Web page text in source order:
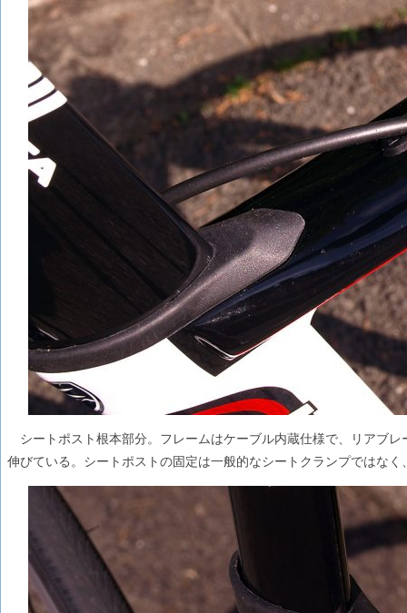
シートポスト根本部分。フレームはケーブル内蔵仕様で、リアブ
伸びている。シートポストの固定は一般的なシートクランプではなく